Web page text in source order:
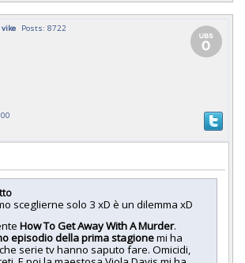
vike Posts: 8722
sceglierne solo 3 xD è un dilemma xD
How To Get Away With A Murder.
episodio della prima stagionemi ha
serie tv hanno saputo fare. Omicidi,